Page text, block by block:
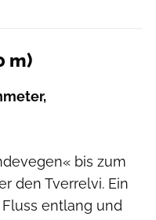
m)
bis zum
den Tverrelvi. Ein
entlang und